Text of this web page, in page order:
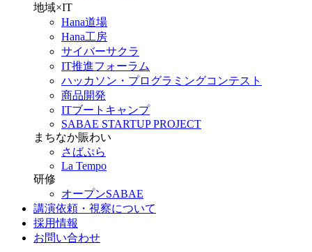
地域×IT
Hana道場
Hana工房
サイバーサクラ
IT推進フォーラム
ハッカソン・プログラミングコンテスト
商品開発
ITブートキャンプ
SABAE STARTUP PROJECT
まちなか賑わい
さばぷら
La Tempo
研修
オープンSABAE
講演依頼・視察について
採用情報
お問い合わせ